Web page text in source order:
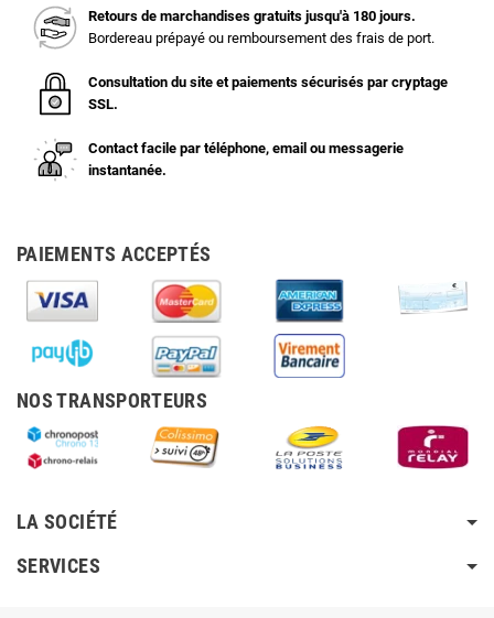
Retours de marchandises gratuits jusqu'à 180 jours.
Bordereau prépayé ou remboursement des frais de port.
Consultation du site et paiements sécurisés par cryptage
SSL.
Contact facile par téléphone, email ou messagerie
instantanée.
PAIEMENTS ACCEPTÉS
NOS TRANSPORTEURS
LA SOCIÉTÉ
SERVICES